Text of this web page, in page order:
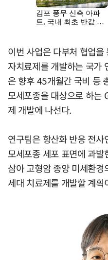
이번 사업은 다부처 협업
자치료제를 개발하는 국가
은 향후 45개월간 국비 등
모세포종을 대상으로 하는
제 개발에 나선다.
연구팀은 항산화 반응 전
모세포종 세포 표면에 과
삼아 고형암 종양 미세환
세대 치료제를 개발할 계획